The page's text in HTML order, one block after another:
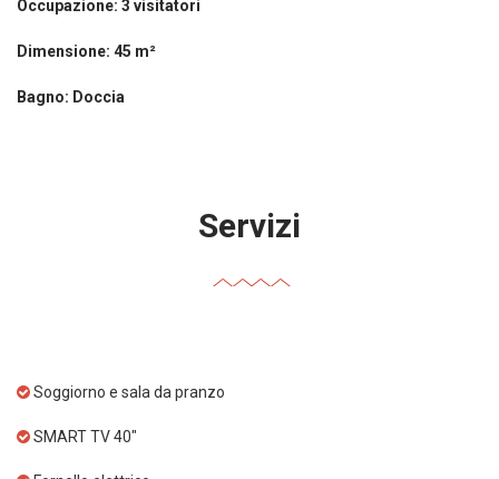
Occupazione: 3 visitatori
Dimensione: 45 m²
Bagno: Doccia
Servizi
Soggiorno e sala da pranzo
SMART TV 40"